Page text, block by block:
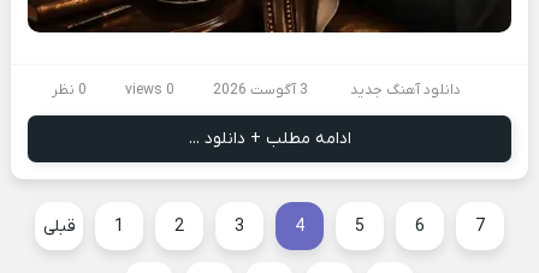
دانلود آهنگ جدید 3 آگوست 2026 0 views 0 نظر
ادامه مطلب + دانلود ...
قبلی 1 2 3 4 5 6 7